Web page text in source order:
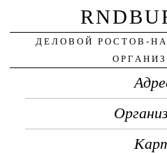
ДЕЛОВОЙ РОСТОВ-